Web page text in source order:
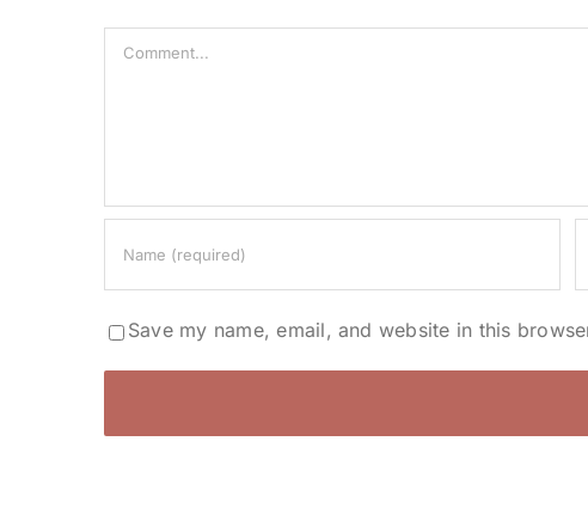
Comment
Save my name, email, and website in this